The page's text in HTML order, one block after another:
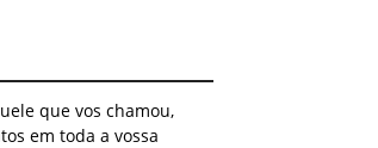
que vos chamou,
em toda a vossa